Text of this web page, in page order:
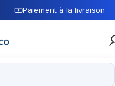
Paiement à la livraison